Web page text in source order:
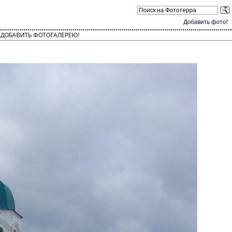
Добавить фото!
ДОБАВИТЬ ФОТОГАЛЕРЕЮ!